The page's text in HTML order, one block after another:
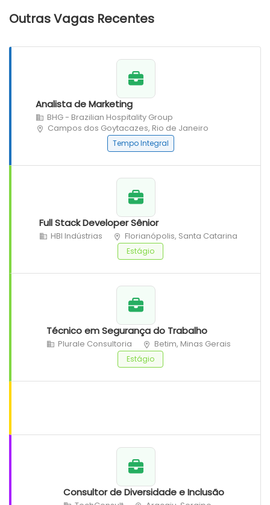
Outras Vagas Recentes
Analista de Marketing
BHG - Brazilian Hospitality Group
Campos dos Goytacazes, Rio de Janeiro
Tempo Integral
Full Stack Developer Sênior
HBI Indústrias Florianópolis, Santa Catarina
Estágio
Técnico em Segurança do Trabalho
Plurale Consultoria Betim, Minas Gerais
Estágio
Consultor de Diversidade e Inclusão